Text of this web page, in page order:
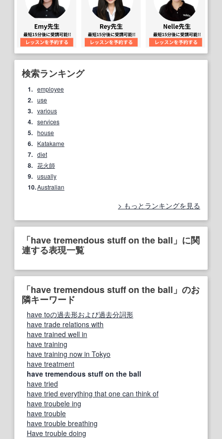
検索ランキング
1. employee
2. use
3. various
4. services
5. house
6. Katakame
7. diet
8. 花火師
9. usually
10.Australian
もっとランキングを見る
「have tremendous stuff on the ball」に関
連する表現一覧
「have tremendous stuff on the ball」のお
隣キーワード
have toの過去形および過去分詞形
have trade relations with
have trained well in
have training
have training now in Tokyo
have treatment
have tremendous stuff on the ball
have tried
have tried everything that one can think of
have troubele ing
have trouble
have trouble breathing
Have trouble doing